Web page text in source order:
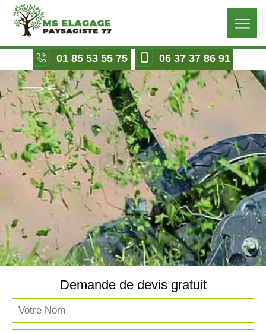
01 85 53 55 75 06 37 37 86 91
Demande de devis gratuit